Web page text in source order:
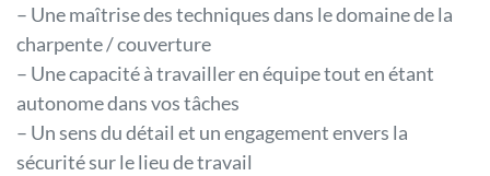
– Une maîtrise des techniques dans le domaine de la
charpente / couverture
– Une capacité à travailler en équipe tout en étant
autonome dans vos tâches
– Un sens du détail et un engagement envers la
sécurité sur le lieu de travail